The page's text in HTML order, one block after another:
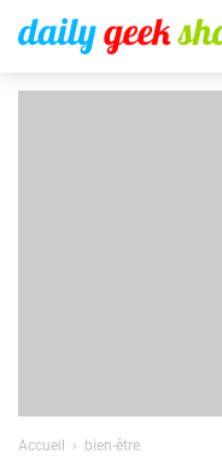
Accueil bien-être